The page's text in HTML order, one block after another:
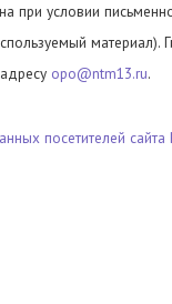
условии
материал).
opo@ntm13.ru.
посетителей